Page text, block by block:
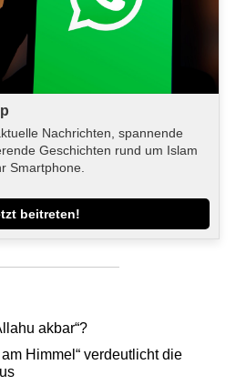
Nachrichten, spannende
Geschichten rund um Islam
Smartphone.
beitreten!
akbar“?
Himmel“ verdeutlicht die